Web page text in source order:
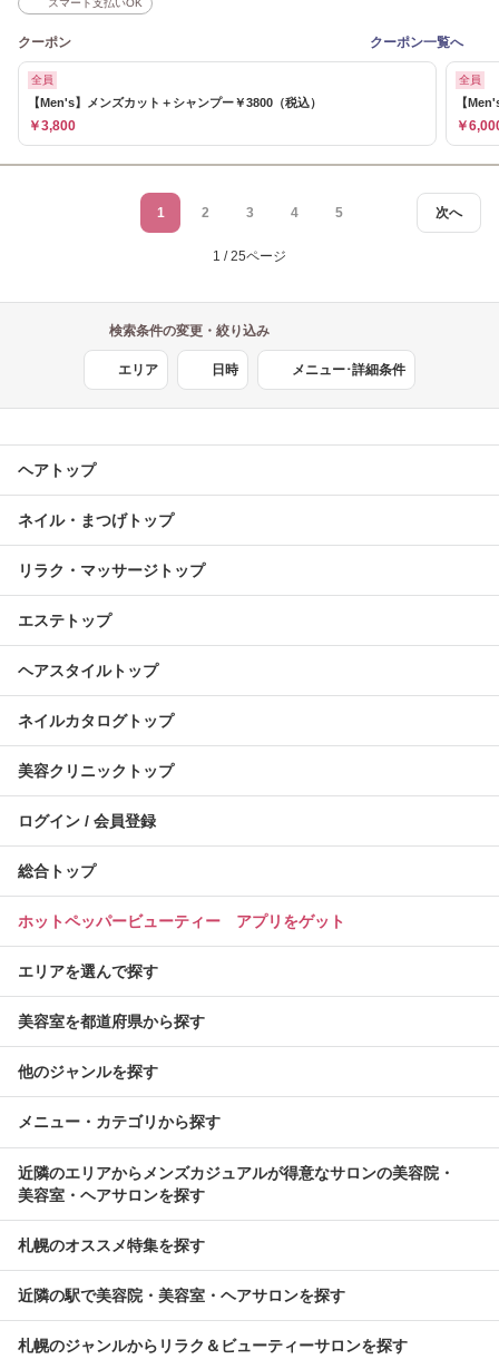
スマート支払いOK
クーポン クーポン一覧へ
全員
【Men's】メンズカット＋シャンプー￥3800（税込）
￥3,800
全員
【
￥
次へ
1 2 3 4 5
1 / 25ページ
検索条件の変更・絞り込み
エリア 日時 メニュー･詳細条件
ヘアトップ
ネイル・まつげトップ
リラク・マッサージトップ
エステトップ
ヘアスタイルトップ
ネイルカタログトップ
美容クリニックトップ
ログイン / 会員登録
総合トップ
ホットペッパービューティー アプリをゲット
エリアを選んで探す
美容室を都道府県から探す
他のジャンルを探す
メニュー・カテゴリから探す
近隣のエリアからメンズカジュアルが得意なサロンの美容院・
美容室・ヘアサロンを探す
札幌のオススメ特集を探す
近隣の駅で美容院・美容室・ヘアサロンを探す
札幌のジャンルからリラク＆ビューティーサロンを探す